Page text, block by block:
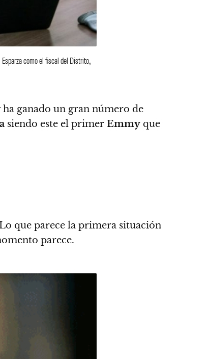
como el fiscal del Distrito,
ha ganado un gran número de
siendo este el primer Emmy que
que parece la primera situación
parece.